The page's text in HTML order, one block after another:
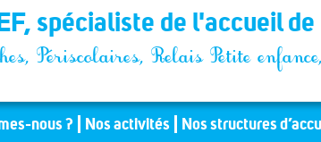
spécialiste de l'accueil
Périscolaires, Relais Petite
nous ? Nos activités Nos structures